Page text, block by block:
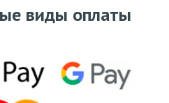
виды оплаты